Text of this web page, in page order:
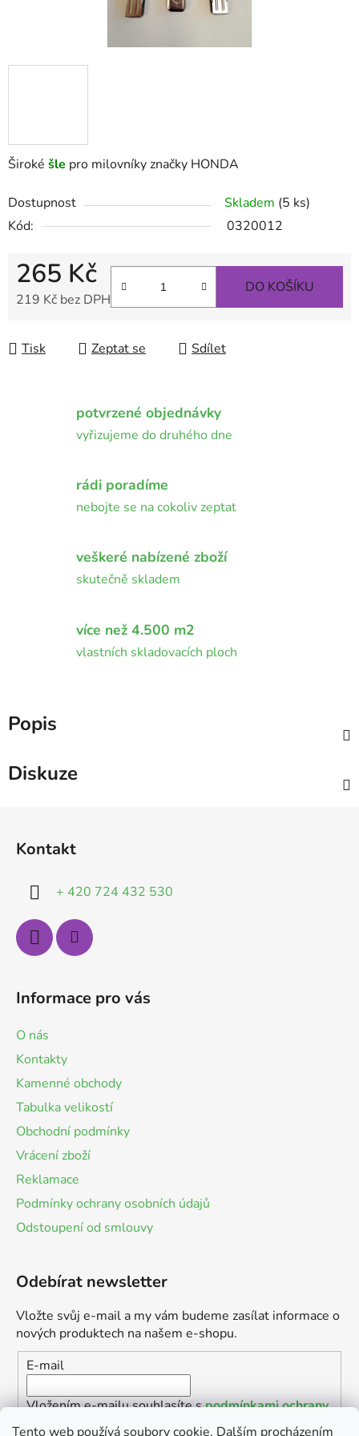
Tento web používá soubory cookie. Dalším procházením
Široké šle pro milovníky značky HONDA
Dostupnost Skladem (5 ks)
Kód:
0320012
265 Kč
219 Kč bez DPH
DO KOŠÍKU
Tisk Zeptat se Sdílet
potvrzené objednávky
vyřizujeme do druhého dne
rádi poradíme
nebojte se na cokoliv zeptat
veškeré nabízené zboží
skutečně skladem
více než 4.500 m2
vlastních skladovacích ploch
Popis
Diskuze
Kontakt
+ 420 724 432 530
Informace pro vás
O nás
Kontakty
Kamenné obchody
Tabulka velikostí
Obchodní podmínky
Vrácení zboží
Reklamace
Podmínky ochrany osobních údajů
Odstoupení od smlouvy
Odebírat newsletter
Vložte svůj e-mail a my vám budeme zasílat informace o
nových produktech na našem e-shopu.
E-mail
Vložením e-mailu souhlasíte spodmínkami ochrany
osobních údajů